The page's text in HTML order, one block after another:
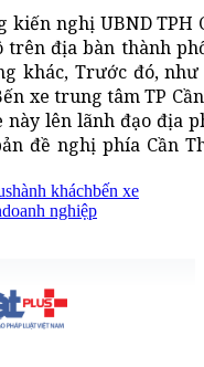
nghị UBND TPH
địa bàn thành
khác, Trước đó,
xe trung tâm TP
này lên lãnh đạo địa
đề nghị phía Cần
hành kháchbến xe
doanh nghiệp